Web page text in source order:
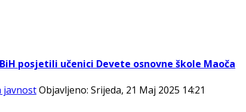
posjetili učenici Devete osnovne škole Maoča
javnostObjavljeno: Srijeda, 21 Maj 2025 14:21